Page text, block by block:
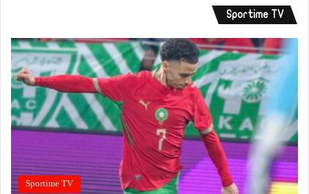
Sportime TV
Sportime TV